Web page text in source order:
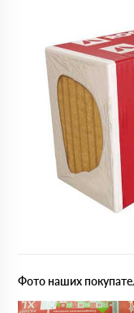
Фото наших